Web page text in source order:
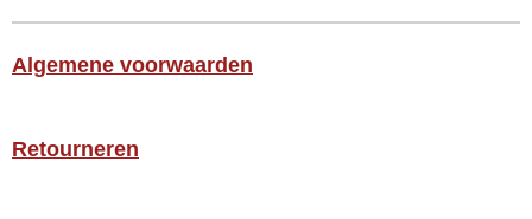
Algemene voorwaarden
Retourneren